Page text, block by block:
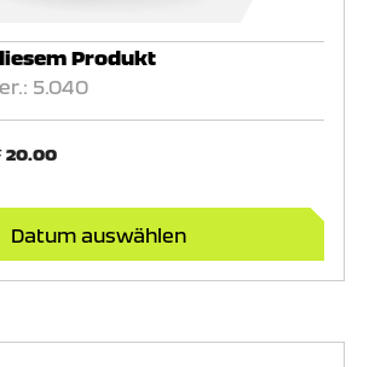
Produkt
5.040
20.00
Datum auswählen